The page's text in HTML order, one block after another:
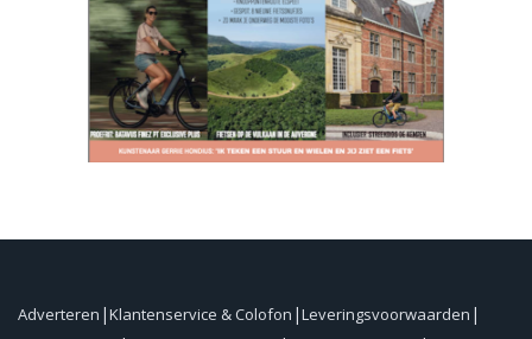
Adverteren Klantenservice & Colofon Leveringsvoorwaarden